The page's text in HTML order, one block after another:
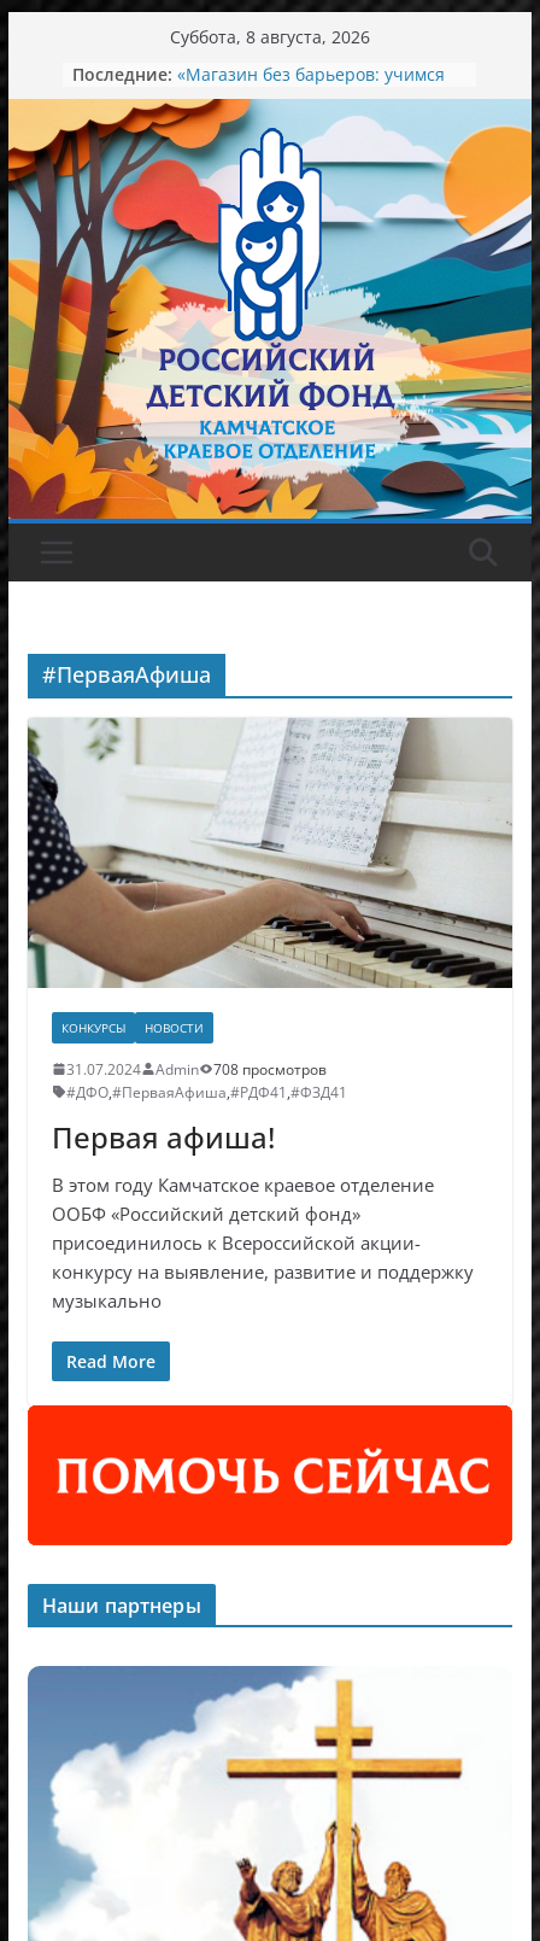
содержимому
Суббота, 8 августа, 2026
Последние: «Магазин без барьеров: учимся
понимать и договариваться»
День семьи, любви и верности
Экскурсия в мир красоты
Ароматный зеленый вкус лета.
Концерт в колледже искусств
#ПерваяАфиша
КОНКУРСЫ НОВОСТИ
31.07.2024 Admin
708 просмотров
#ДФО,#ПерваяАфиша,#РДФ41,#ФЗД41
Первая афиша!
В этом году Камчатское краевое отделение
ООБФ «Российский детский фонд»
присоединилось к Всероссийской акции-
конкурсу на выявление, развитие и поддержку
музыкально
Read More
Наши партнеры